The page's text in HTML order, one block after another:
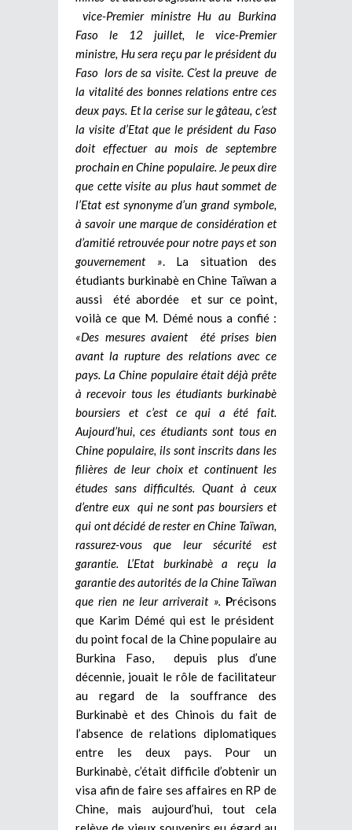
vice-Premier ministre Hu au Burkina
Faso le 12 juillet, le vice-Premier
ministre, Hu sera reçu par le président du
Faso lors de sa visite. C’est la preuve de
la vitalité des bonnes relations entre ces
deux pays. Et la cerise sur le gâteau, c’est
la visite d’Etat que le président du Faso
doit effectuer au mois de septembre
prochain en Chine populaire. Je peux dire
que cette visite au plus haut sommet de
l’Etat est synonyme d’un grand symbole,
à savoir une marque de considération et
d’amitié retrouvée pour notre pays et son
gouvernement » . La situation des
étudiants burkinabè en Chine Taïwan a
aussi été abordée et sur ce point,
voilà ce que M. Démé nous a confié :
«Des mesures avaient été prises bien
avant la rupture des relations avec ce
pays. La Chine populaire était déjà prête
à recevoir tous les étudiants burkinabè
boursiers et c’est ce qui a été fait.
Aujourd’hui, ces étudiants sont tous en
Chine populaire, ils sont inscrits dans les
filières de leur choix et continuent les
études sans difficultés. Quant à ceux
d’entre eux qui ne sont pas boursiers et
qui ont décidé de rester en Chine Taïwan,
rassurez-vous que leur sécurité est
garantie. L’Etat burkinabè a reçu la
garantie des autorités de la Chine Taïwan
que rien ne leur arriverait ». Précisons
que Karim Démé qui est le président
du point focal de la Chine populaire au
Burkina Faso, depuis plus d’une
décennie, jouait le rôle de facilitateur
au regard de la souffrance des
Burkinabè et des Chinois du fait de
l’absence de relations diplomatiques
entre les deux pays. Pour un
Burkinabè, c’était difficile d’obtenir un
visa afin de faire ses affaires en RP de
Chine, mais aujourd’hui, tout cela